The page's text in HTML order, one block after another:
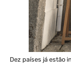
Dez países já estão